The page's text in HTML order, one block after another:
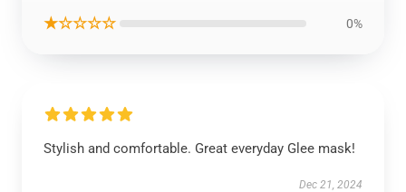
★☆☆☆☆ 0%
Stylish and comfortable. Great everyday Glee mask!
Dec 21, 2024